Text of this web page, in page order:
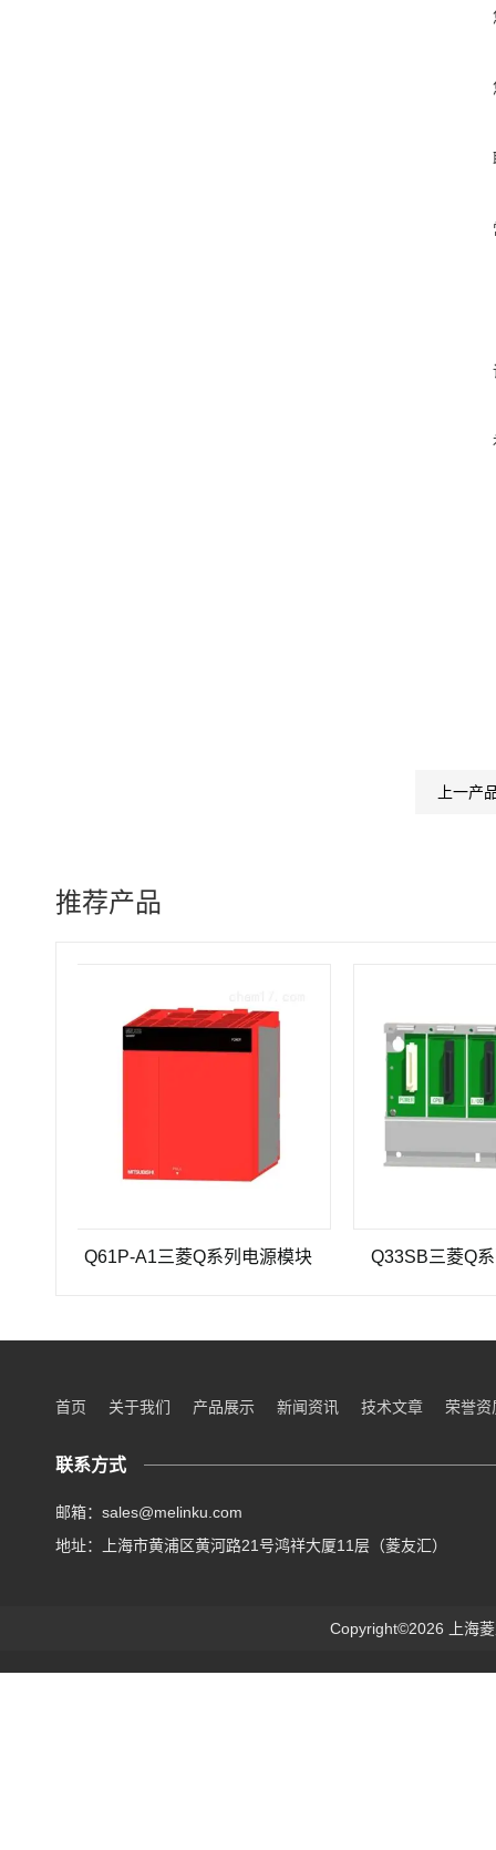
上一产
推荐产品
Q61P-A1三菱Q系列电源模块 Q33SB三菱Q系列PLC
首页 关于我们 产品展示 新闻资讯 技术文章 荣誉资
联系方式
邮箱：sales@melinku.com
地址：上海市黄浦区黄河路21号鸿祥大厦11层（菱友汇）
Copyright©2026 上海